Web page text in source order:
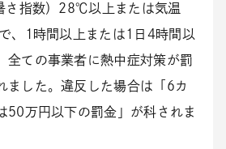
さ指数）28℃以上または気温
、1時間以上または1日4時間以
全ての事業者に熱中症対策が罰
ました。違反した場合は「6カ
50万円以下の罰金」が科されま